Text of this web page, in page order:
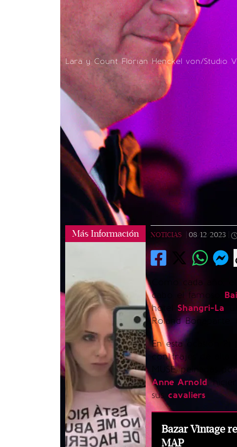
Lara y Count Florian Henckel von/Studio
Más Información NOTICIAS 08/12/2023
Como cada año,
cabo el famoso
hotel Shangri-La ,
Roland
En esta ocasión
con trajes de alta
MUSE, peinadas
Anne Arnold,
sus cavaliers
Bazar Vintage
MAP